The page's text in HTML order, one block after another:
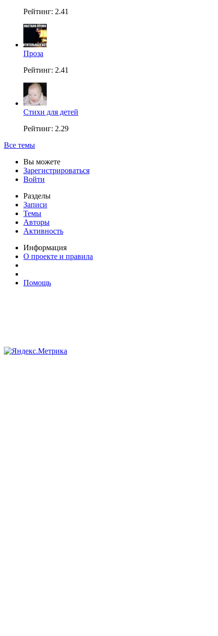
Рейтинг: 2.41
Проза
Рейтинг: 2.41
Стихи для детей
Рейтинг: 2.29
Все темы
Вы можете
Зарегистрироваться
Войти
Разделы
Записи
Темы
Авторы
Активность
Информация
О проекте и правила
Помощь